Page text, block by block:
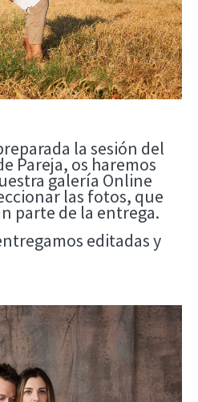
la sesión del
Pareja, os haremos
galería Online
las fotos, que
parte de la entrega.
editadas y